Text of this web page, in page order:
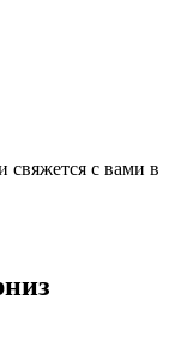
свяжется с вами в